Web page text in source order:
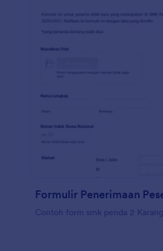
Contoh form smk penda 2